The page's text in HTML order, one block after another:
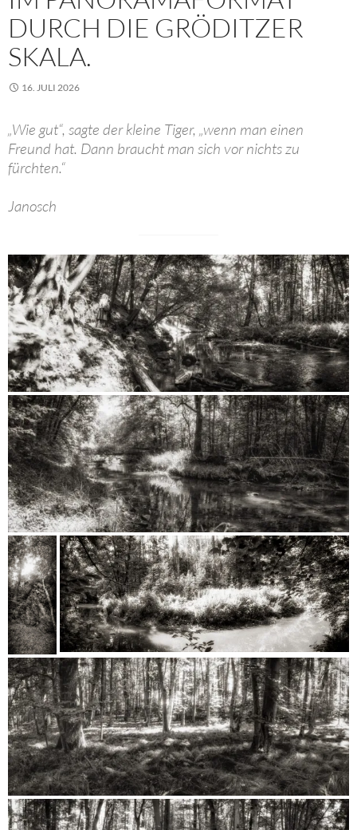
DURCH DIE GRÖDITZER
SKALA.
16. JULI 2026
„Wie gut“, sagte der kleine Tiger, „wenn man einen
Freund hat. Dann braucht man sich vor nichts zu
fürchten.“
Janosch